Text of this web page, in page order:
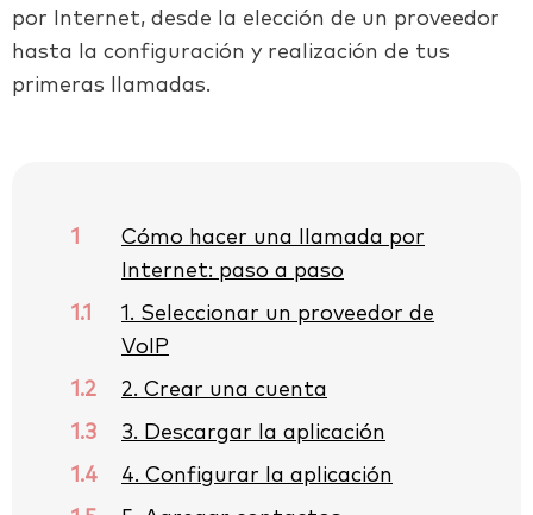
por Internet, desde la elección de un proveedor
hasta la configuración y realización de tus
primeras llamadas.
1
Cómo hacer una llamada por
Internet: paso a paso
1.1
1. Seleccionar un proveedor de
VoIP
1.2
2. Crear una cuenta
1.3
3. Descargar la aplicación
1.4
4. Configurar la aplicación